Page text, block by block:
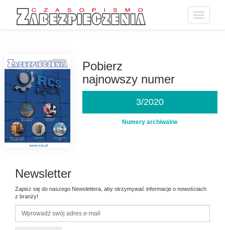
Toggle
Pobierz
najnowszy numer
3/2020
Numery archiwalne
Newsletter
Zapisz się do naszego Newslettera, aby otrzymywać informacje o nowościach
z branży!